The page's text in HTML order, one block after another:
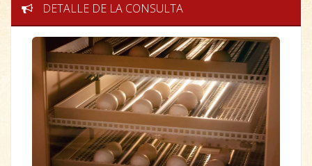
DETALLE DE LA CONSULTA